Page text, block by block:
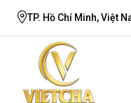
TP. Hồ Chí Minh, Việt